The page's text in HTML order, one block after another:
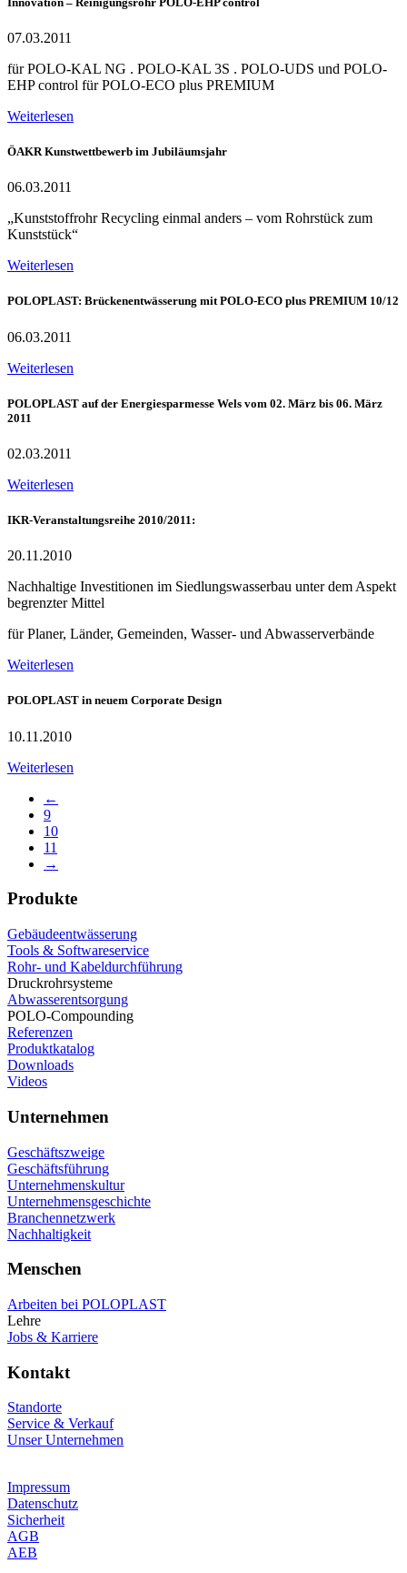
07.03.2011
für POLO-KAL NG . POLO-KAL 3S . POLO-UDS und POLO-
EHP control für POLO-ECO plus PREMIUM
Weiterlesen
ÖAKR Kunstwettbewerb im Jubiläumsjahr
06.03.2011
„Kunststoffrohr Recycling einmal anders – vom Rohrstück zum
Kunststück“
Weiterlesen
POLOPLAST: Brückenentwässerung mit POLO-ECO plus PREMIUM 10/12
06.03.2011
Weiterlesen
POLOPLAST auf der Energiesparmesse Wels vom 02. März bis 06. März
2011
02.03.2011
Weiterlesen
IKR-Veranstaltungsreihe 2010/2011:
20.11.2010
Nachhaltige Investitionen im Siedlungswasserbau unter dem Aspekt
begrenzter Mittel
für Planer, Länder, Gemeinden, Wasser- und Abwasserverbände
Weiterlesen
POLOPLAST in neuem Corporate Design
10.11.2010
Weiterlesen
←
9
10
11
→
Produkte
Gebäudeentwässerung
Tools & Softwareservice
Rohr- und Kabeldurchführung
Druckrohrsysteme
Abwasserentsorgung
POLO-Compounding
Referenzen
Produktkatalog
Downloads
Videos
Unternehmen
Geschäftszweige
Geschäftsführung
Unternehmenskultur
Unternehmensgeschichte
Branchennetzwerk
Nachhaltigkeit
Menschen
Arbeiten bei POLOPLAST
Lehre
Jobs & Karriere
Kontakt
Standorte
Service & Verkauf
Unser Unternehmen
Impressum
Datenschutz
Sicherheit
AGB
AEB